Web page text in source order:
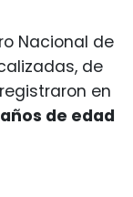
Nacional de
de
en
años de edad